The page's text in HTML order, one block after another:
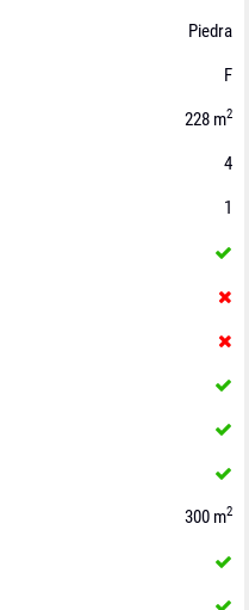
Piedra
F
228 m2
4
1
300 m2